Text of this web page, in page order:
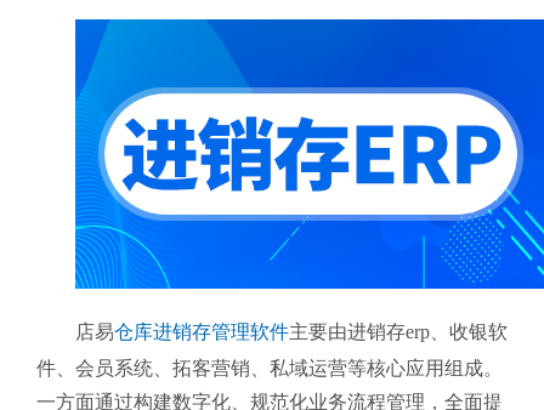
店易仓库进销存管理软件主要由进销存erp、收银软
件、会员系统、拓客营销、私域运营等核心应用组成。
一方面通过构建数字化、规范化业务流程管理，全面提